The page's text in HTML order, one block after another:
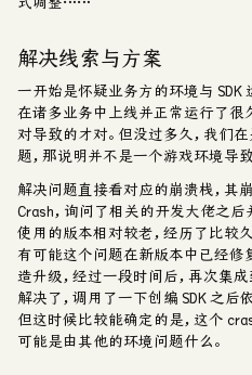
解决线索与方案
一开始是怀疑业务方的环境与 SDK
在诸多业务中上线并正常运行了很
对导致的才对。但没过多久，我们
题，那说明并不是一个游戏环境导致
解决问题直接看对应的崩溃栈，其
Crash，询问了相关的开发大佬之
使用的版本相对较老，经历了比较
有可能这个问题在新版本中已经修
造升级，经过一段时间后，再次集
解决了，调用了一下创编 SDK 之
但这时候比较能确定的是，这个
可能是由其他的环境问题什么。